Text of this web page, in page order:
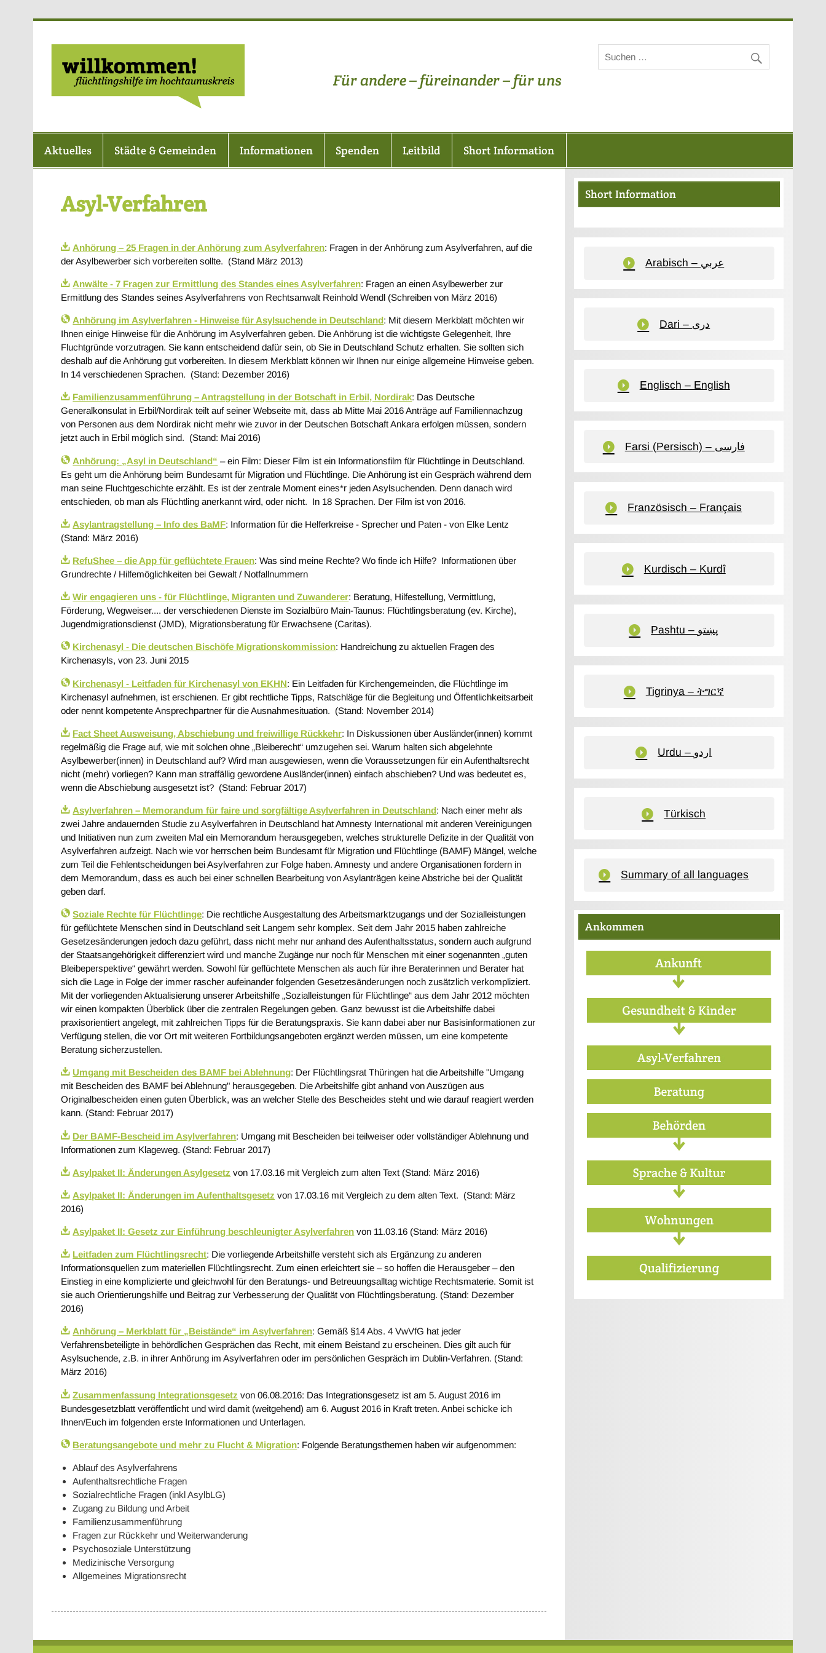
Flüchtlingshilfe-im-Hochtaunuskreis
Für andere – füreinander – für uns
Aktuelles Städte & Gemeinden Informationen Spenden Leitbild Short Information
Asyl-Verfahren
Anhörung – 25 Fragen in der Anhörung zum Asylverfahren: Fragen in der Anhörung zum Asylverfahren, auf die
der Asylbewerber sich vorbereiten sollte. (Stand März 2013)
Anwälte - 7 Fragen zur Ermittlung des Standes eines Asylverfahren: Fragen an einen Asylbewerber zur
Ermittlung des Standes seines Asylverfahrens von Rechtsanwalt Reinhold Wendl (Schreiben von März 2016)
Anhörung im Asylverfahren - Hinweise für Asylsuchende in Deutschland: Mit diesem Merkblatt möchten wir
Ihnen einige Hinweise für die Anhörung im Asylverfahren geben. Die Anhörung ist die wichtigste Gelegenheit, Ihre
Fluchtgründe vorzutragen. Sie kann entscheidend dafür sein, ob Sie in Deutschland Schutz erhalten. Sie sollten sich
deshalb auf die Anhörung gut vorbereiten. In diesem Merkblatt können wir Ihnen nur einige allgemeine Hinweise geben.
In 14 verschiedenen Sprachen. (Stand: Dezember 2016)
Familienzusammenführung – Antragstellung in der Botschaft in Erbil, Nordirak: Das Deutsche
Generalkonsulat in Erbil/Nordirak teilt auf seiner Webseite mit, dass ab Mitte Mai 2016 Anträge auf Familiennachzug
von Personen aus dem Nordirak nicht mehr wie zuvor in der Deutschen Botschaft Ankara erfolgen müssen, sondern
jetzt auch in Erbil möglich sind. (Stand: Mai 2016)
Anhörung: „Asyl in Deutschland“ – ein Film: Dieser Film ist ein Informationsfilm für Flüchtlinge in Deutschland.
Es geht um die Anhörung beim Bundesamt für Migration und Flüchtlinge. Die Anhörung ist ein Gespräch während dem
man seine Fluchtgeschichte erzählt. Es ist der zentrale Moment eines*r jeden Asylsuchenden. Denn danach wird
entschieden, ob man als Flüchtling anerkannt wird, oder nicht. In 18 Sprachen. Der Film ist von 2016.
Asylantragstellung – Info des BaMF: Information für die Helferkreise - Sprecher und Paten - von Elke Lentz
(Stand: März 2016)
RefuShee – die App für geflüchtete Frauen: Was sind meine Rechte? Wo finde ich Hilfe? Informationen über
Grundrechte / Hilfemöglichkeiten bei Gewalt / Notfallnummern
Wir engagieren uns - für Flüchtlinge, Migranten und Zuwanderer: Beratung, Hilfestellung, Vermittlung,
Förderung, Wegweiser.... der verschiedenen Dienste im Sozialbüro Main-Taunus: Flüchtlingsberatung (ev. Kirche),
Jugendmigrationsdienst (JMD), Migrationsberatung für Erwachsene (Caritas).
Kirchenasyl - Die deutschen Bischöfe Migrationskommission: Handreichung zu aktuellen Fragen des
Kirchenasyls, von 23. Juni 2015
Kirchenasyl - Leitfaden für Kirchenasyl von EKHN: Ein Leitfaden für Kirchengemeinden, die Flüchtlinge im
Kirchenasyl aufnehmen, ist erschienen. Er gibt rechtliche Tipps, Ratschläge für die Begleitung und Öffentlichkeitsarbeit
oder nennt kompetente Ansprechpartner für die Ausnahmesituation. (Stand: November 2014)
Fact Sheet Ausweisung, Abschiebung und freiwillige Rückkehr: In Diskussionen über Ausländer(innen) kommt
regelmäßig die Frage auf, wie mit solchen ohne „Bleiberecht“ umzugehen sei. Warum halten sich abgelehnte
Asylbewerber(innen) in Deutschland auf? Wird man ausgewiesen, wenn die Voraussetzungen für ein Aufenthaltsrecht
nicht (mehr) vorliegen? Kann man straffällig gewordene Ausländer(innen) einfach abschieben? Und was bedeutet es,
wenn die Abschiebung ausgesetzt ist? (Stand: Februar 2017)
Asylverfahren – Memorandum für faire und sorgfältige Asylverfahren in Deutschland: Nach einer mehr als
zwei Jahre andauernden Studie zu Asylverfahren in Deutschland hat Amnesty International mit anderen Vereinigungen
und Initiativen nun zum zweiten Mal ein Memorandum herausgegeben, welches strukturelle Defizite in der Qualität von
Asylverfahren aufzeigt. Nach wie vor herrschen beim Bundesamt für Migration und Flüchtlinge (BAMF) Mängel, welche
zum Teil die Fehlentscheidungen bei Asylverfahren zur Folge haben. Amnesty und andere Organisationen fordern in
dem Memorandum, dass es auch bei einer schnellen Bearbeitung von Asylanträgen keine Abstriche bei der Qualität
geben darf.
Soziale Rechte für Flüchtlinge: Die rechtliche Ausgestaltung des Arbeitsmarktzugangs und der Sozialleistungen
für geflüchtete Menschen sind in Deutschland seit Langem sehr komplex. Seit dem Jahr 2015 haben zahlreiche
Gesetzesänderungen jedoch dazu geführt, dass nicht mehr nur anhand des Aufenthaltsstatus, sondern auch aufgrund
der Staatsangehörigkeit differenziert wird und manche Zugänge nur noch für Menschen mit einer sogenannten „guten
Bleibeperspektive“ gewährt werden. Sowohl für geflüchtete Menschen als auch für ihre Beraterinnen und Berater hat
sich die Lage in Folge der immer rascher aufeinander folgenden Gesetzesänderungen noch zusätzlich verkompliziert.
Mit der vorliegenden Aktualisierung unserer Arbeitshilfe „Sozialleistungen für Flüchtlinge“ aus dem Jahr 2012 möchten
wir einen kompakten Überblick über die zentralen Regelungen geben. Ganz bewusst ist die Arbeitshilfe dabei
praxisorientiert angelegt, mit zahlreichen Tipps für die Beratungspraxis. Sie kann dabei aber nur Basisinformationen zur
Verfügung stellen, die vor Ort mit weiteren Fortbildungsangeboten ergänzt werden müssen, um eine kompetente
Beratung sicherzustellen.
Umgang mit Bescheiden des BAMF bei Ablehnung: Der Flüchtlingsrat Thüringen hat die Arbeitshilfe "Umgang
mit Bescheiden des BAMF bei Ablehnung" herausgegeben. Die Arbeitshilfe gibt anhand von Auszügen aus
Originalbescheiden einen guten Überblick, was an welcher Stelle des Bescheides steht und wie darauf reagiert werden
kann. (Stand: Februar 2017)
Der BAMF-Bescheid im Asylverfahren: Umgang mit Bescheiden bei teilweiser oder vollständiger Ablehnung und
Informationen zum Klageweg. (Stand: Februar 2017)
Asylpaket II: Änderungen Asylgesetz von 17.03.16 mit Vergleich zum alten Text (Stand: März 2016)
Asylpaket II: Änderungen im Aufenthaltsgesetz von 17.03.16 mit Vergleich zu dem alten Text. (Stand: März
2016)
Asylpaket II: Gesetz zur Einführung beschleunigter Asylverfahren von 11.03.16 (Stand: März 2016)
Leitfaden zum Flüchtlingsrecht: Die vorliegende Arbeitshilfe versteht sich als Ergänzung zu anderen
Informationsquellen zum materiellen Flüchtlingsrecht. Zum einen erleichtert sie – so hoffen die Herausgeber – den
Einstieg in eine komplizierte und gleichwohl für den Beratungs- und Betreuungsalltag wichtige Rechtsmaterie. Somit ist
sie auch Orientierungshilfe und Beitrag zur Verbesserung der Qualität von Flüchtlingsberatung. (Stand: Dezember
2016)
Anhörung – Merkblatt für „Beistände“ im Asylverfahren: Gemäß §14 Abs. 4 VwVfG hat jeder
Verfahrensbeteiligte in behördlichen Gesprächen das Recht, mit einem Beistand zu erscheinen. Dies gilt auch für
Asylsuchende, z.B. in ihrer Anhörung im Asylverfahren oder im persönlichen Gespräch im Dublin-Verfahren. (Stand:
März 2016)
Zusammenfassung Integrationsgesetz von 06.08.2016: Das Integrationsgesetz ist am 5. August 2016 im
Bundesgesetzblatt veröffentlicht und wird damit (weitgehend) am 6. August 2016 in Kraft treten. Anbei schicke ich
Ihnen/Euch im folgenden erste Informationen und Unterlagen.
Beratungsangebote und mehr zu Flucht & Migration: Folgende Beratungsthemen haben wir aufgenommen:
Ablauf des Asylverfahrens
Aufenthaltsrechtliche Fragen
Sozialrechtliche Fragen (inkl AsylbLG)
Zugang zu Bildung und Arbeit
Familienzusammenführung
Fragen zur Rückkehr und Weiterwanderung
Psychosoziale Unterstützung
Medizinische Versorgung
Allgemeines Migrationsrecht
Short Information
Arabisch – عربي
Dari – دری
Englisch – English
Farsi (Persisch) – فارسی
Französisch – Français
Kurdisch – Kurdî
Pashtu – پښتو
Tigrinya – ትግርኛ
Urdu – اردو
Türkisch
Summary of all languages
Ankommen